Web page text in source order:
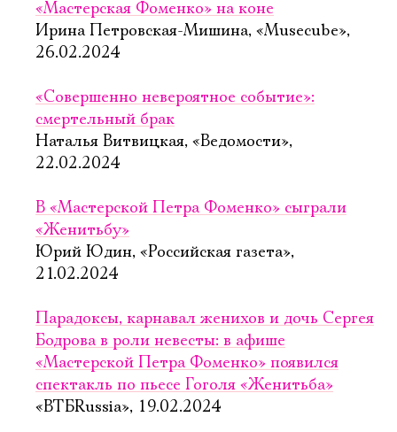
«Мастерская Фоменко» на коне
Ирина Петровская-Мишина, «Musecube»,
26.02.2024
«Совершенно невероятное событие»:
смертельный брак
Наталья Витвицкая, «Ведомости»,
22.02.2024
В «Мастерской Петра Фоменко» сыграли
«Женитьбу»
Юрий Юдин, «Российская газета»,
21.02.2024
Парадоксы, карнавал женихов и дочь Сергея
Бодрова в роли невесты: в афише
«Мастерской Петра Фоменко» появился
спектакль по пьесе Гоголя «Женитьба»
«ВТБRussia», 19.02.2024